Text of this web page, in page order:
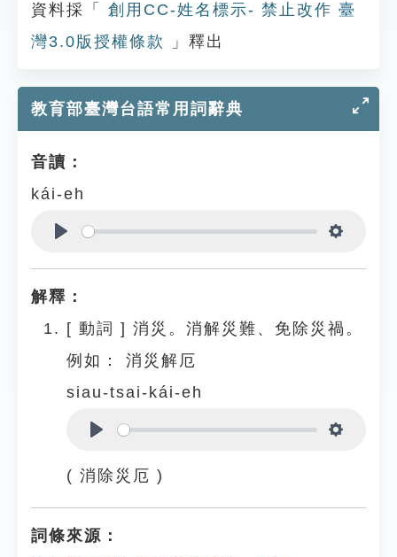
資料採「
創用CC-姓名標示- 禁止改作 臺
灣3.0版授權條款
」釋出
教育部臺灣台語常用詞辭典
音讀：
kái-eh
解釋：
[ 動詞 ] 消災。消解災難、免除災禍。
例如：
消災解厄
siau-tsai-kái-eh
( 消除災厄 )
詞條來源：